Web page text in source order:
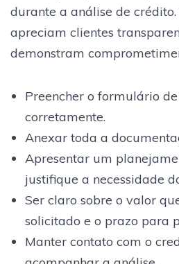
durante a análise de crédito.
apreciam clientes
demonstram
Preencher o formulário
corretamente.
Anexar toda a
Apresentar um
justifique a necessidade
Ser claro sobre o valor
solicitado e o prazo para
Manter contato com o